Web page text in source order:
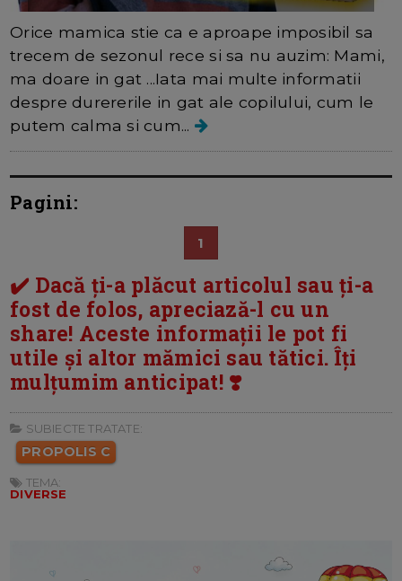
Orice mamica stie ca e aproape imposibil sa
trecem de sezonul rece si sa nu auzim: Mami,
ma doare in gat ...Iata mai multe informatii
despre durererile in gat ale copilului, cum le
putem calma si cum...
Pagini:
1
✔️ Dacă ți-a plăcut articolul sau ți-a
fost de folos, apreciază-l cu un
share! Aceste informații le pot fi
utile și altor mămici sau tătici. Îți
mulțumim anticipat! ❣️
SUBIECTE TRATATE:
PROPOLIS C
TEMA:
DIVERSE